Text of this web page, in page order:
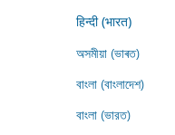
हिन्दी (भारत)
অসমীয়া (ভাৰত)
বাংলা (বাংলাদেশ)
বাংলা (ভারত)